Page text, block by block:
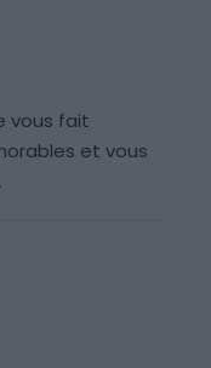
vous fait
et vous